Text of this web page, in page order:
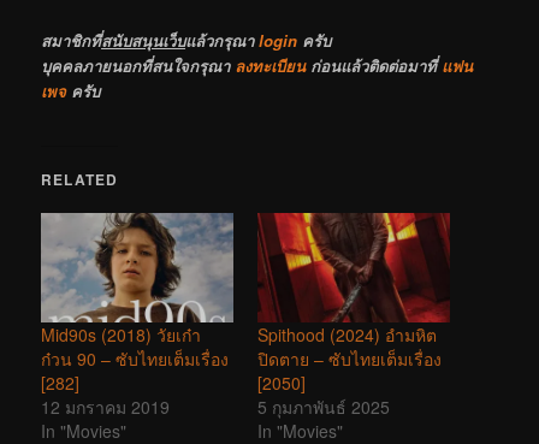
สมาชิกที่สนับสนุนเว็บแล้วกรุณาlogin ครับ
บุคคลภายนอกที่สนใจกรุณา ลงทะเบียนก่อนแล้วติดต่อมาที่แฟน
เพจครับ
RELATED
Mid90s (2018) วัยเก๋า
ก๋วน 90 – ซับไทยเต็มเรื่อง
[282]
12 มกราคม 2019
In "Movies"
Spithood (2024) อำมหิต
ปิดตาย – ซับไทยเต็มเรื่อง
[2050]
5 กุมภาพันธ์ 2025
In "Movies"